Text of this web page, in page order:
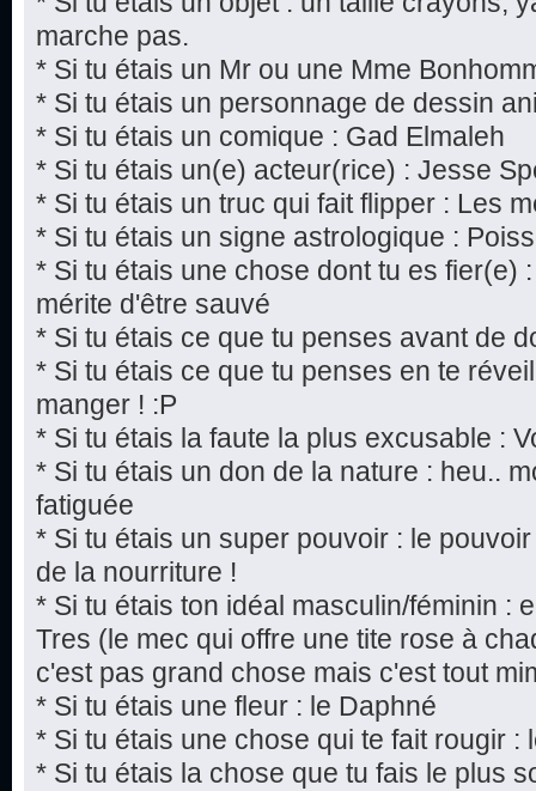
marche pas.
* Si tu étais un Mr ou une Mme
* Si tu étais un personnage de dessin
* Si tu étais un comique : Gad Elmaleh
* Si tu étais un(e) acteur(rice) : Jesse
* Si tu étais un truc qui fait flipper : Les
* Si tu étais un signe astrologique :
* Si tu étais une chose dont tu es fier(e)
mérite d'être sauvé
* Si tu étais ce que tu penses avant de
* Si tu étais ce que tu penses en te
manger ! :P
* Si tu étais la faute la plus excusable :
* Si tu étais un don de la nature : heu..
fatiguée
* Si tu étais un super pouvoir : le
de la nourriture !
* Si tu étais ton idéal masculin/féminin :
Tres (le mec qui offre une tite rose à
c'est pas grand chose mais c'est tout
* Si tu étais une fleur : le Daphné
* Si tu étais une chose qui te fait rougir :
* Si tu étais la chose que tu fais le plus